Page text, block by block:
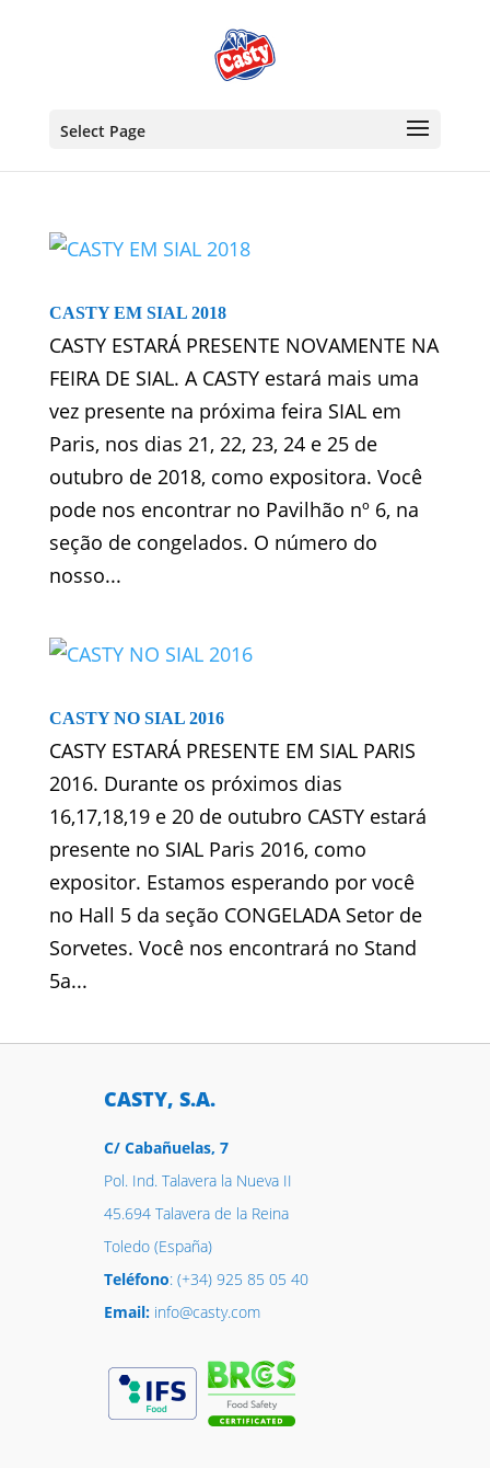
Select Page
CASTY EM SIAL 2018
CASTY ESTARÁ PRESENTE NOVAMENTE NA
FEIRA DE SIAL. A CASTY estará mais uma
vez presente na próxima feira SIAL em
Paris, nos dias 21, 22, 23, 24 e 25 de
outubro de 2018, como expositora. Você
pode nos encontrar no Pavilhão nº 6, na
seção de congelados. O número do
nosso...
CASTY NO SIAL 2016
CASTY ESTARÁ PRESENTE EM SIAL PARIS
2016. Durante os próximos dias
16,17,18,19 e 20 de outubro CASTY estará
presente no SIAL Paris 2016, como
expositor. Estamos esperando por você
no Hall 5 da seção CONGELADA Setor de
Sorvetes. Você nos encontrará no Stand
5a...
CASTY, S.A.
C/ Cabañuelas, 7
Pol. Ind. Talavera la Nueva II
45.694 Talavera de la Reina
Toledo (España)
Teléfono: (+34) 925 85 05 40
Email:info@casty.com